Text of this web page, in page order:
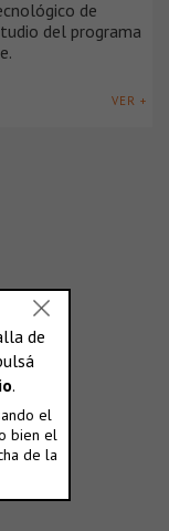
de
del programa
VER +